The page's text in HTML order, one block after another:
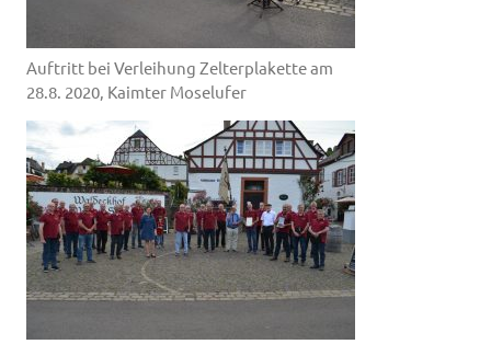
Auftritt bei Verleihung Zelterplakette am
28.8. 2020, Kaimter Moselufer